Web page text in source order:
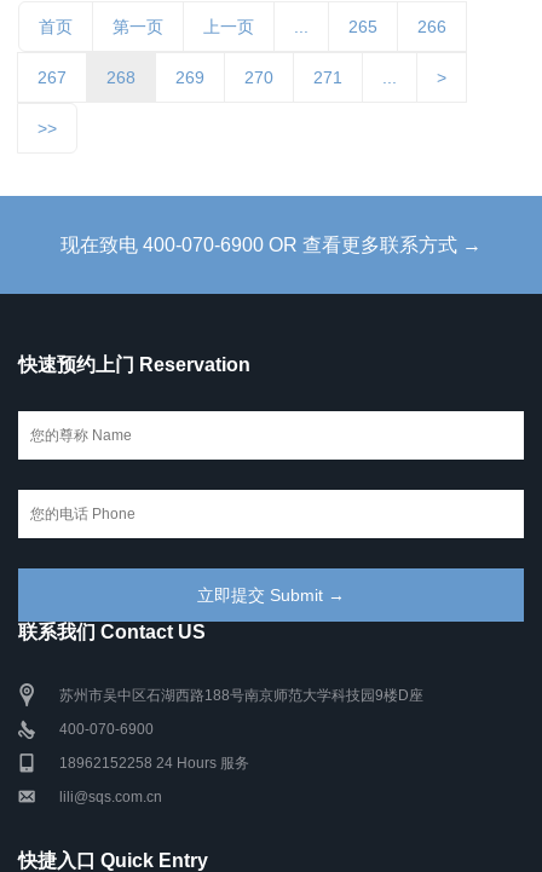
首页 第一页 上一页 265 266
267 268 269 270 271 >
>>
现在致电 400-070-6900 OR 查看更多联系方式 →
快速预约上门 Reservation
联系我们 Contact US
苏州市吴中区石湖西路188号南京师范大学科技园9楼D座
400-070-6900
18962152258 24 Hours 服务
lili@sqs.com.cn
快捷入口 Quick Entry